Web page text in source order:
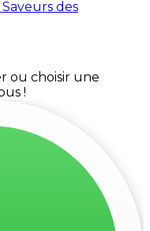
des
ou choisir une
!